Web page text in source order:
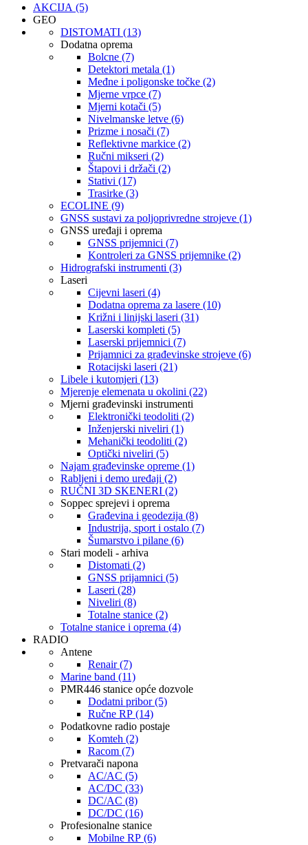
AKCIJA (5)
GEO
DISTOMATI (13)
Dodatna oprema
Bolcne (7)
Detektori metala (1)
Međne i poligonske točke (2)
Mjerne vrpce (7)
Mjerni kotači (5)
Nivelmanske letve (6)
Prizme i nosači (7)
Reflektivne markice (2)
Ručni mikseri (2)
Štapovi i držači (2)
Stativi (17)
Trasirke (3)
ECOLINE (9)
GNSS sustavi za poljoprivredne strojeve (1)
GNSS uređaji i oprema
GNSS prijemnici (7)
Kontroleri za GNSS prijemnike (2)
Hidrografski instrumenti (3)
Laseri
Cijevni laseri (4)
Dodatna oprema za lasere (10)
Križni i linijski laseri (31)
Laserski kompleti (5)
Laserski prijemnici (7)
Prijamnici za građevinske strojeve (6)
Rotacijski laseri (21)
Libele i kutomjeri (13)
Mjerenje elemenata u okolini (22)
Mjerni građevinski instrumenti
Elektronički teodoliti (2)
Inženjerski niveliri (1)
Mehanički teodoliti (2)
Optički niveliri (5)
Najam građevinske opreme (1)
Rabljeni i demo uređaji (2)
RUČNI 3D SKENERI (2)
Soppec sprejevi i oprema
Građevina i geodezija (8)
Industrija, sport i ostalo (7)
Šumarstvo i pilane (6)
Stari modeli - arhiva
Distomati (2)
GNSS prijamnici (5)
Laseri (28)
Niveliri (8)
Totalne stanice (2)
Totalne stanice i oprema (4)
RADIO
Antene
Renair (7)
Marine band (11)
PMR446 stanice opće dozvole
Dodatni pribor (5)
Ručne RP (14)
Podatkovne radio postaje
Komteh (2)
Racom (7)
Pretvarači napona
AC/AC (5)
AC/DC (33)
DC/AC (8)
DC/DC (16)
Profesionalne stanice
Mobilne RP (6)